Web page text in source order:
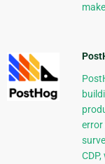
error